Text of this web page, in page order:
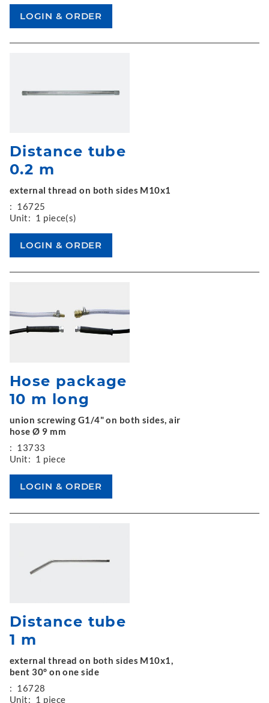
Distance tube
0.2 m
external thread on both sides M10x1
: 16725
Unit: 1 piece(s)
Hose package
10 m long
union screwing G1/4" on both sides, air
hose Ø 9 mm
: 13733
Unit: 1 piece
Distance tube
1 m
external thread on both sides M10x1,
bent 30° on one side
: 16728
Unit: 1 piece